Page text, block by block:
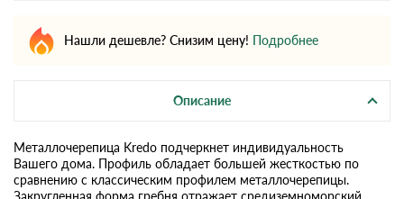
Нашли дешевле? Снизим цену! Подробнее
Описание
Металлочерепица Kredo подчеркнет индивидуальность
Вашего дома. Профиль обладает большей жесткостью по
сравнению с классическим профилем металлочерепицы.
Закругленная форма гребня отражает средиземноморский